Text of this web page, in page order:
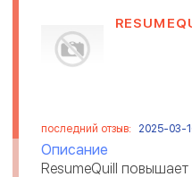
последний отзыв: 2025-03-
Описание
ResumeQuill